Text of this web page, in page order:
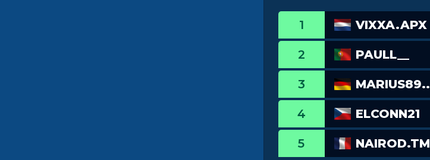
1 VIXXA.APX
2 PAULL__
3 MARIUS89..
4 ELCONN21
5 NAIROD.TM